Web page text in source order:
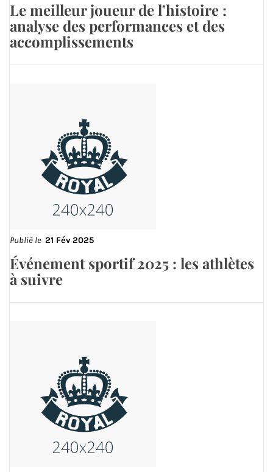
Le meilleur joueur de l’histoire :
analyse des performances et des
accomplissements
Publié le 21 Fév 2025
Événement sportif 2025 : les athlètes
à suivre